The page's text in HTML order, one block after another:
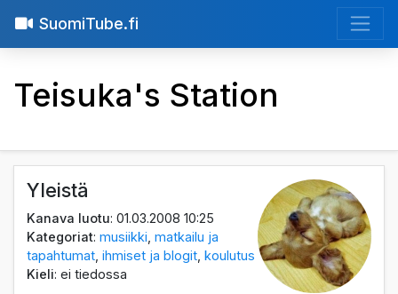
SuomiTube.fi
Teisuka's Station
Yleistä
Kanava luotu: 01.03.2008 10:25
Kategoriat:musiikki ,matkailu ja
tapahtumat ,ihmiset ja blogit ,koulutus
Kieli: ei tiedossa